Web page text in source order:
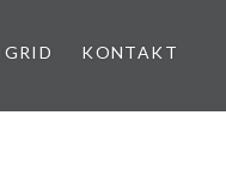
KONTAKT